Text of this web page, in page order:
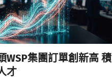
WSP集團訂單創新高 積
才